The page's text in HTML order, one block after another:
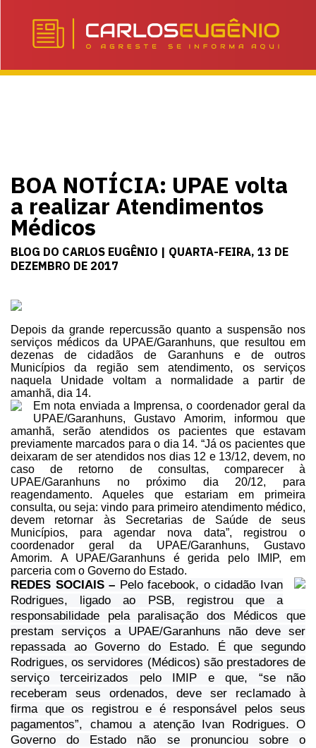
BOA NOTÍCIA: UPAE volta
a realizar Atendimentos
Médicos
BLOG DO CARLOS EUGÊNIO | QUARTA-FEIRA, 13 DE
DEZEMBRO DE 2017
Depois da grande repercussão quanto a suspensão nos
serviços médicos da UPAE/Garanhuns, que resultou em
dezenas de cidadãos de Garanhuns e de outros
Municípios da região sem atendimento, os serviços
naquela Unidade voltam a normalidade a partir de
amanhã, dia 14.
Em nota enviada a Imprensa, o coordenadorgeral da
UPAE/Garanhuns, Gustavo Amorim, informou que
amanhã, serão atendidos ospacientes que estavam
previamente marcados para o dia 14. “Já os pacientes que
deixaram de ser atendidos nos dias 12 e 13/12, devem, no
caso de retorno deconsultas, comparecer à
UPAE/Garanhuns no próximo dia 20/12, para
reagendamento. Aqueles que estariam em primeira
consulta, ou seja: vindo para primeiro atendimento médico,
devem retornar às Secretarias de Saúde de seus
Municípios, para agendar nova data”, registrou o
coordenador geral da UPAE/Garanhuns, Gustavo
Amorim. AUPAE/Garanhuns é gerida pelo IMIP, em
parceria com o Governo do Estado.
REDES SOCIAIS – Pelo facebook, o cidadão Ivan
Rodrigues, ligado ao PSB, registrou que a
responsabilidade pelaparalisação dos Médicos que
prestam serviços a UPAE/Garanhuns não deve ser
repassadaao Governo do Estado. É que segundo
Rodrigues, os servidores (Médicos) sãoprestadores de
serviço terceirizados pelo IMIP e que, “se não
receberam seus ordenados, deve ser reclamado à
firma que os registrou e é responsável pelos seus
pagamentos”, chamou a atenção Ivan Rodrigues. O
Governo do Estado não sepronunciou sobre o